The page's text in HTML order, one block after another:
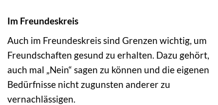
Im Freundeskreis
Auch im Freundeskreis sind Grenzen wichtig, um
Freundschaften gesund zu erhalten. Dazu gehört,
auch mal „Nein“ sagen zu können und die eigenen
Bedürfnisse nicht zugunsten anderer zu
vernachlässigen.